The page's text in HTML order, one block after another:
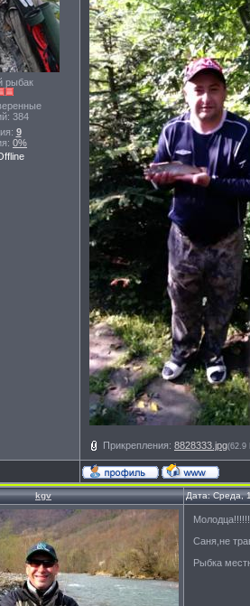
рыбак
384
9
0%
Прикрепления: 8828333.jpg(62.9
kgv Дата: Среда,
Молодца!!!!!!
Саня,не
Рыбка